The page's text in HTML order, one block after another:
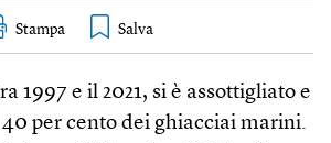
Stampa
1997 e il 2021, si è assottigliato e
per cento dei ghiacciai marini.